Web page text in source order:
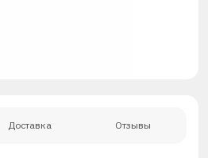
Доставка Отзывы